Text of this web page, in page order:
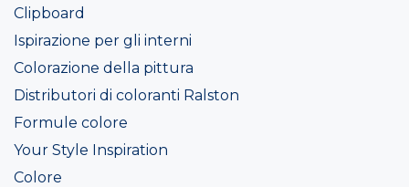
Clipboard
Ispirazione per gli interni
Colorazione della pittura
Distributori di coloranti Ralston
Formule colore
Your Style Inspiration
Colore